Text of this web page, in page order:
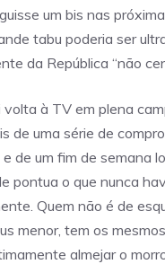
um bis nas
tabu poderia ser
da República “não
volta à TV em plena
de uma série de
de um fim de semana
pontua o que nunca
Quem não é de
menor, tem os
almejar o